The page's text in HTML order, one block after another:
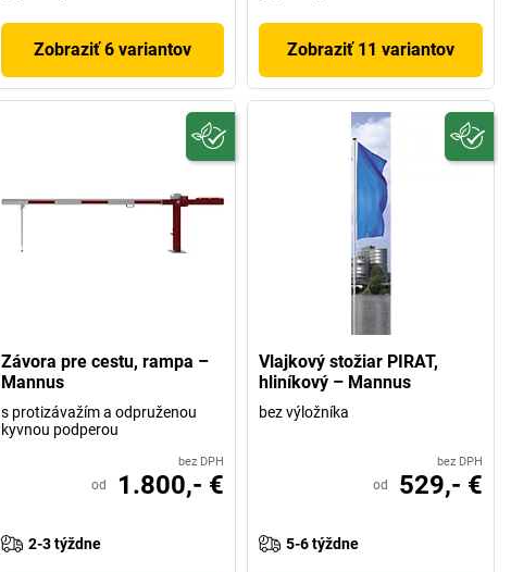
Zobraziť 6 variantov Zobraziť 11 variantov
Závora pre cestu, rampa –
Mannus
s protizávažím a odpruženou
kyvnou podperou
bez DPH
od 1.800,- €
2-3 týždne
Vlajkový stožiar PIRAT,
hliníkový – Mannus
bez výložníka
bez DPH
od 529,- €
5-6 týždne